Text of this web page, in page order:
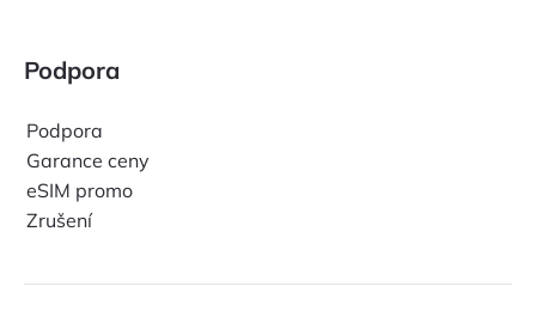
Podpora
Podpora
Garance ceny
eSIM promo
Zrušení